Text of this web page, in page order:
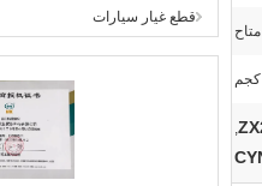
قطع غيار سيارات
متاح
,